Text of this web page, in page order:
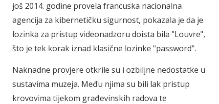
još 2014. godine provela francuska nacionalna
agencija za kibernetičku sigurnost, pokazala je da je
lozinka za pristup videonadzoru doista bila "Louvre",
što je tek korak iznad klasične lozinke "password".
Naknadne provjere otkrile su i ozbiljne nedostatke u
sustavima muzeja. Među njima su bili lak pristup
krovovima tijekom građevinskih radova te